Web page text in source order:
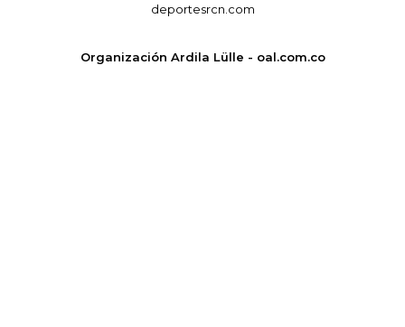
deportesrcn.com
Organización Ardila Lülle - oal.com.co